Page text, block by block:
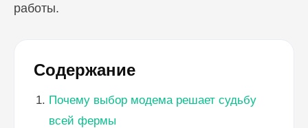
работы.
Содержание
Почему выбор модема решает судьбу
всей фермы